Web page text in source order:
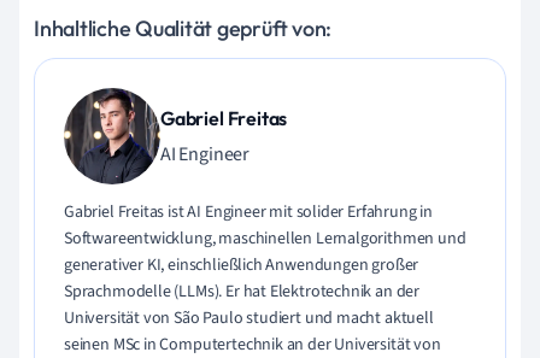
Inhaltliche Qualität geprüft von:
Gabriel Freitas
AI Engineer
Gabriel Freitas ist AI Engineer mit solider Erfahrung in
Softwareentwicklung, maschinellen Lernalgorithmen und
generativer KI, einschließlich Anwendungen großer
Sprachmodelle (LLMs). Er hat Elektrotechnik an der
Universität von São Paulo studiert und macht aktuell
seinen MSc in Computertechnik an der Universität von